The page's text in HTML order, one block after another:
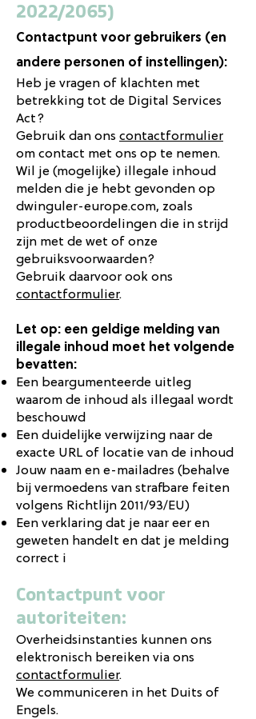
2022/2065)
Contactpunt voor gebruikers (en
andere personen of instellingen):
Heb je vragen of klachten met
betrekking tot de Digital Services
Act?
Gebruik dan onscontactformulier
om contact met ons op te nemen.
Wil je (mogelijke) illegale inhoud
melden die je hebt gevonden op
dwinguler-europe.com, zoals
productbeoordelingen die in strijd
zijn met de wet of onze
gebruiksvoorwaarden?
Gebruik daarvoor ook ons
contactformulier.
Let op: een geldige melding van
illegale inhoud moet het volgende
bevatten:
Een beargumenteerde uitleg
waarom de inhoud als illegaal wordt
beschouwd
Een duidelijke verwijzing naar de
exacte URL of locatie van de inhoud
Jouw naam en e-mailadres (behalve
bij vermoedens van strafbare feiten
volgens Richtlijn 2011/93/EU)
Een verklaring dat je naar eer en
geweten handelt en dat je melding
correct i
Contactpunt voor
autoriteiten:
Overheidsinstanties kunnen ons
elektronisch bereiken via ons
contactformulier.
We communiceren in het Duits of
Engels.